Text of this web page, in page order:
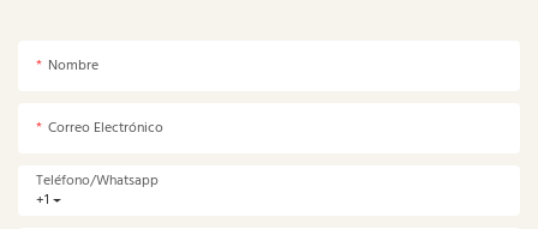
Nombre
Correo Electrónico
+1
Teléfono/whatsapp